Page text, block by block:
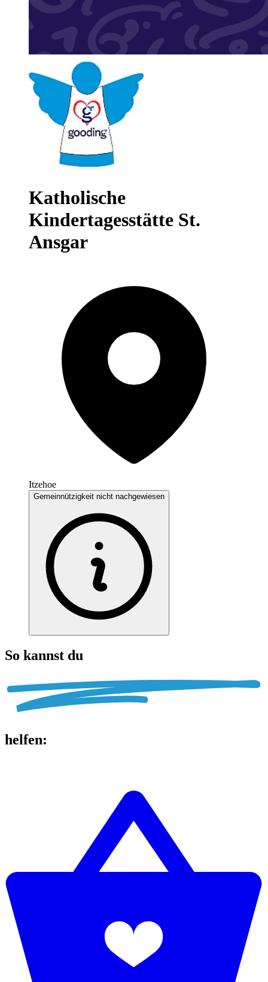
Katholische
Kindertagesstätte St.
Ansgar
Itzehoe
Gemeinnützigkeit nicht nachgewiesen
So kannst du
helfen: